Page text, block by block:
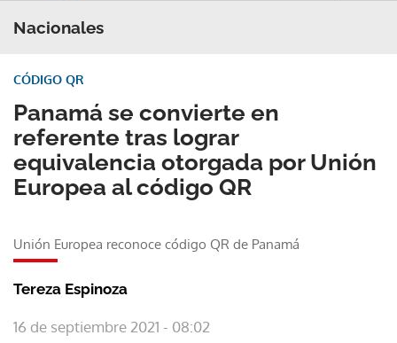
Nacionales
Panamá se convierte en
referente tras lograr
equivalencia otorgada por Unión
Europea al código QR
CÓDIGO QR
Unión Europea reconoce código QR de Panamá
Tereza Espinoza
16 de septiembre 2021 - 08:02